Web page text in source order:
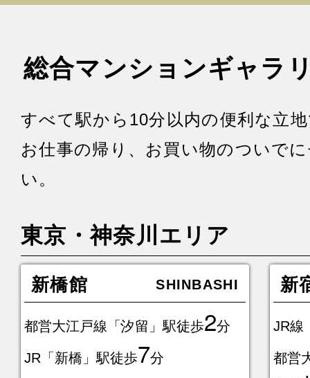
総合マンションギャラ
すべて駅から10分以内の便利な立
お仕事の帰り、お買い物のついで
い。
東京・神奈川エリア
新橋館 SHINBASHI
都営大江戸線「汐留」駅徒歩2分
JR「新橋」駅徒歩7分
新
JR線
都営